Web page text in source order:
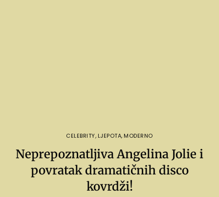
CELEBRITY, LJEPOTA, MODERNO
Neprepoznatljiva Angelina Jolie i
povratak dramatičnih disco
kovrdži!